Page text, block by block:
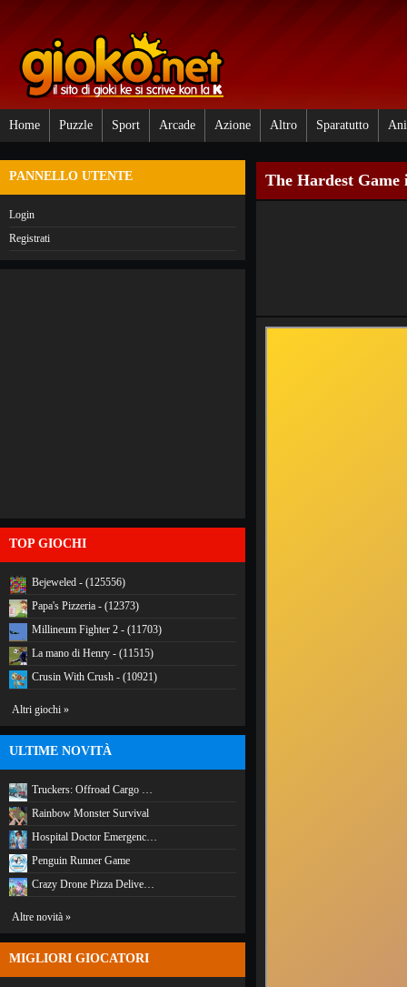
Home Puzzle Sport Arcade Azione Altro Sparatutto
PANNELLO UTENTE
Login
Registrati
TOP GIOCHI
Bejeweled - (125556)
Papa's Pizzeria - (12373)
Millineum Fighter 2 - (11703)
La mano di Henry - (11515)
Crusin With Crush - (10921)
Altri giochi »
ULTIME NOVITÀ
Truckers: Offroad Cargo …
Rainbow Monster Survival
Hospital Doctor Emergenc…
Penguin Runner Game
Crazy Drone Pizza Delive…
Altre novità »
MIGLIORI GIOCATORI
The Hardest